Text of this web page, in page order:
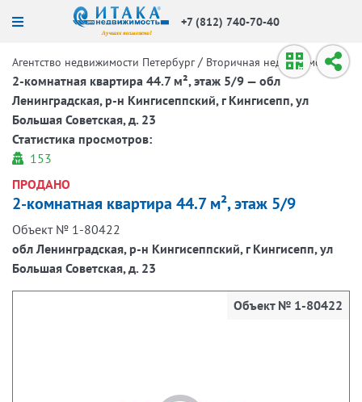
+7 (812) 740-70-40
Агентство недвижимости Петербург / Вторичная недвижимость /
2-комнатная квартира 44.7 м², этаж 5/9 — обл
Ленинградская, р-н Кингисеппский, г Кингисепп, ул
Большая Советская, д. 23
Статистика просмотров:
153
ПРОДАНО
2-комнатная квартира 44.7 м², этаж 5/9
Объект № 1-80422
обл Ленинградская, р-н Кингисеппский, г Кингисепп, ул
Большая Советская, д. 23
Объект № 1-80422